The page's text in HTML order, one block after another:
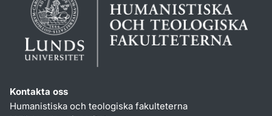
Kontakta oss
Humanistiska och teologiska fakulteterna